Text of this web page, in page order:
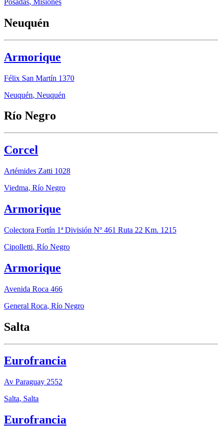
Neuquén
Armorique
Félix San Martín 1370
Neuquén, Neuquén
Río Negro
Corcel
Artémides Zatti 1028
Viedma, Río Negro
Armorique
Colectora Fortín 1ª División Nº 461 Ruta 22 Km. 1215
Cipolletti, Río Negro
Armorique
Avenida Roca 466
General Roca, Río Negro
Salta
Eurofrancia
Av Paraguay 2552
Salta, Salta
Eurofrancia